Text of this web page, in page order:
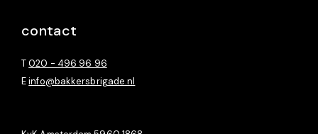
contact
T020 - 496 96 96
Einfo@bakkersbrigade.nl